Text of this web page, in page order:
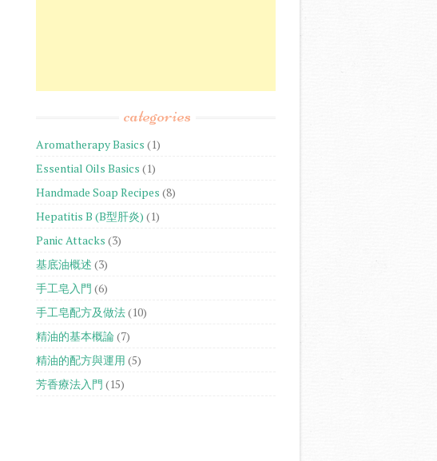
categories
Aromatherapy Basics (1)
Essential Oils Basics (1)
Handmade Soap Recipes (8)
Hepatitis B (B型肝炎) (1)
Panic Attacks (3)
基底油概述 (3)
手工皂入門 (6)
手工皂配方及做法(10)
精油的基本概論(7)
精油的配方與運用 (5)
芳香療法入門 (15)